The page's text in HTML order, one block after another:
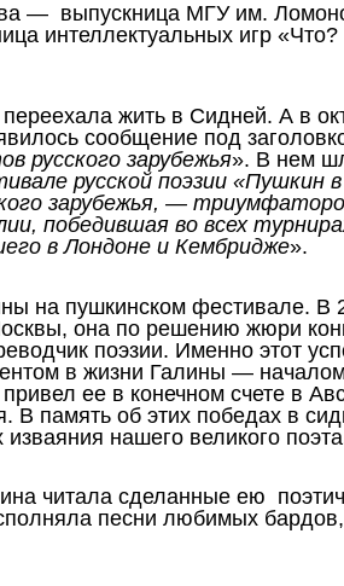
— выпускница МГУ им.
интеллектуальных игр
жить в Сидней. А в
сообщение под
русского зарубежья». В нем
русской поэзии «Пушкин
зарубежья, —
победившая во всех
в Лондоне и Кембридже».
на пушкинском фестивале. В
она по решению жюри
поэзии. Именно этот
в жизни Галины —
ее в конечном счете в
В память об этих победах в
нашего великого
читала сделанные ею
песни любимых